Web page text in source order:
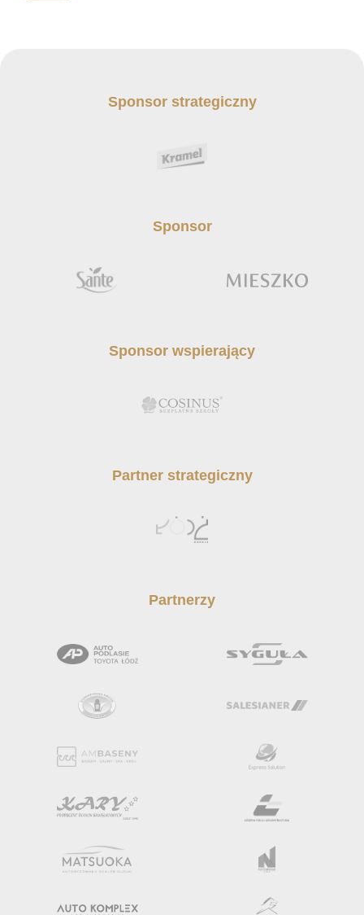
Sponsor strategiczny
Sponsor
Sponsor wspierający
Partner strategiczny
Partnerzy